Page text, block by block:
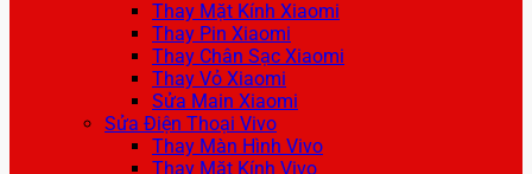
Thay Mặt Kính Xiaomi
Thay Pin Xiaomi
Thay Chân Sạc Xiaomi
Thay Vỏ Xiaomi
Sửa Main Xiaomi
Sửa Điện Thoại Vivo
Thay Màn Hình Vivo
Thay Mặt Kính Vivo